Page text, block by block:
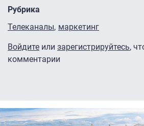
Рубрика
Телеканалы маркетинг
Войдите или зарегистрируйтесь,
комментарии